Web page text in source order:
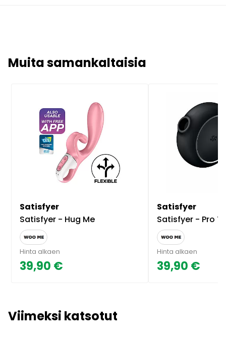
Muita samankaltaisia
Satisfyer
Satisfyer - Hug Me
Hinta alkaen
39,90 €
Satisfyer
Satisfyer - Pro
Hinta alkaen
39,90 €
Viimeksi katsotut